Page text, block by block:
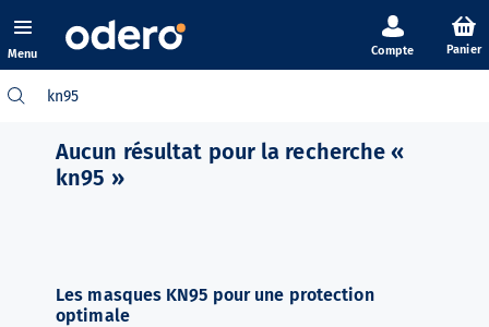
Menu Panier
Aucun résultat pour la recherche «
kn95 »
Les masques KN95 pour une protection
optimale